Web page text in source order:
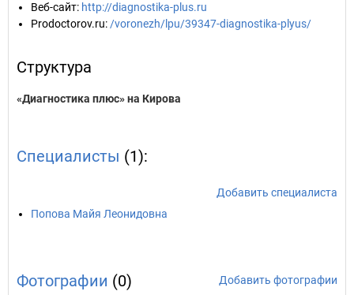
Веб-сайт: http://diagnostika-plus.ru
Prodoctorov.ru: /voronezh/lpu/39347-diagnostika-plyus/
Структура
«Диагностика плюс» на Кирова
Специалисты (1):
Добавить специалиста
Попова Майя Леонидовна
Фотографии (0) Добавить фотографии